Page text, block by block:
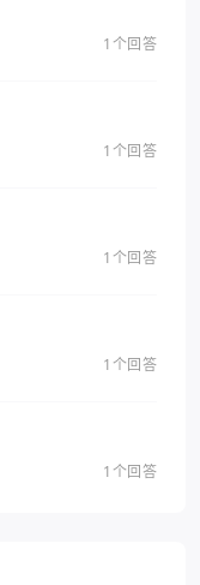
1个回答
1个回答
1个回答
1个回答
1个回答